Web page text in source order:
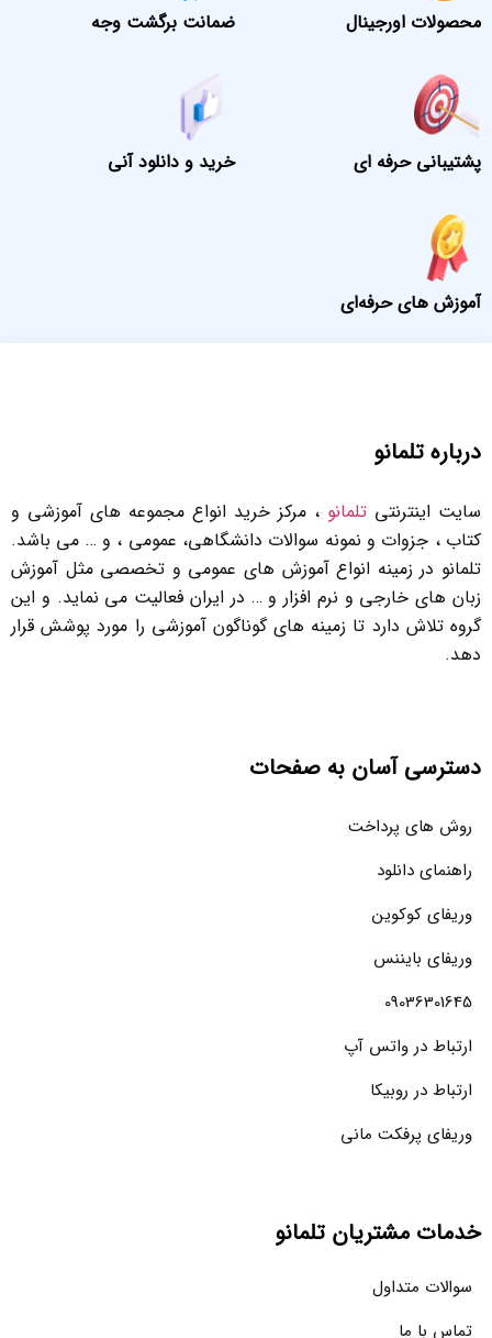
محصولات اورجینال ضمانت برگشت وجه
پشتیبانی حرفه ای خرید و دانلود آنی
آموزش های حرفه‌ای
درباره تلمانو
سایت اینترنتی تلمانو ، مرکز خرید انواع مجموعه های آموزشی و
کتاب ، جزوات و نمونه سوالات دانشگاهی، عمومی ، و … می باشد.
تلمانو در زمینه انواع آموزش های عمومی و تخصصی مثل آموزش
زبان های خارجی و نرم افزار و … در ایران فعالیت می نماید. و این
گروه تلاش دارد تا زمینه های گوناگون آموزشی را مورد پوشش قرار
دهد.
دسترسی آسان به صفحات
روش های پرداخت
راهنمای دانلود
وریفای کوکوین
وریفای بایننس
09036301645
ارتباط در واتس آپ
ارتباط در روبیکا
وریفای پرفکت مانی
خدمات مشتریان تلمانو
سوالات متداول
تماس با ما